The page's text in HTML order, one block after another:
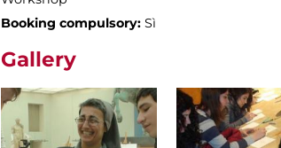
Booking compulsory: Sì
Gallery